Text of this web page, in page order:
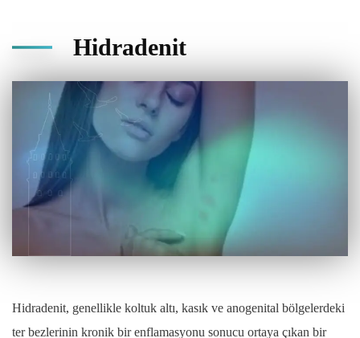
Hidradenit
Hidradenit, genellikle koltuk altı, kasık ve anogenital bölgelerdeki
ter bezlerinin kronik bir enflamasyonu sonucu ortaya çıkan bir